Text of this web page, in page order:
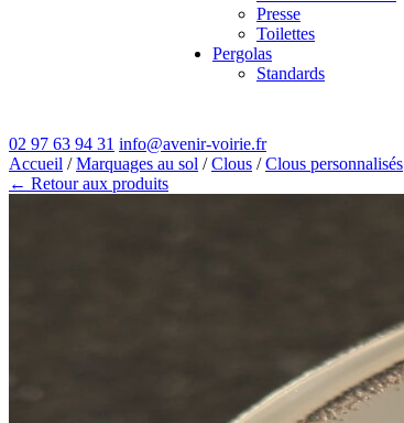
Presse
Toilettes
Pergolas
Standards
02 97 63 94 31 info@avenir-voirie.fr
Accueil /Marquages au sol /Clous /Clous personnalisés
← Retour aux produits